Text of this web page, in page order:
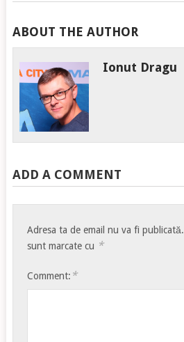
ABOUT THE AUTHOR
Ionut Dragu
ADD A COMMENT
Adresa ta de email nu va fi publicată.
sunt marcate cu *
Comment: *